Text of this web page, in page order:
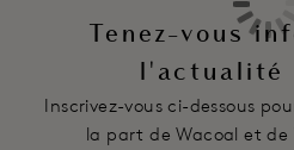
pour plus de maintien
Agrafage à crochet et œillet
Code produit : WE600303MCN
Tenez-vous
l'actualité
Inscrivez-vous ci-dessous
la part de Wacoal et de